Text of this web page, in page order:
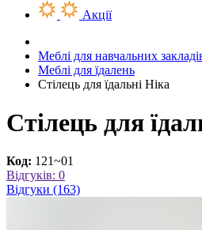
Акції
Меблі для навчальних
Меблі для їдалень
Стілець для їдальні Ніка
Стілець для
Код: 121~01
Відгуків: 0
Відгуки (163)